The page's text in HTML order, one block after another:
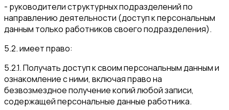
- руководители структурных подразделений по
направлению деятельности (доступ к персональным
данным только работников своего подразделения).
5.2. имеет право:
5.2.1. Получать доступ к своим персональным данным и
ознакомление с ними, включая право на
безвозмездное получение копий любой записи,
содержащей персональные данные работника.